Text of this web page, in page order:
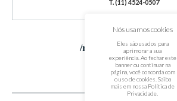
T. (11) 4524-0507
/redes sociais
Nós usamos cookies
Eles são usados para
aprimorar a sua
experiência. Ao fechar este
banner ou continuar na
página, você concorda com
o uso de cookies. Saiba
mais em nossa Política de
Privacidade